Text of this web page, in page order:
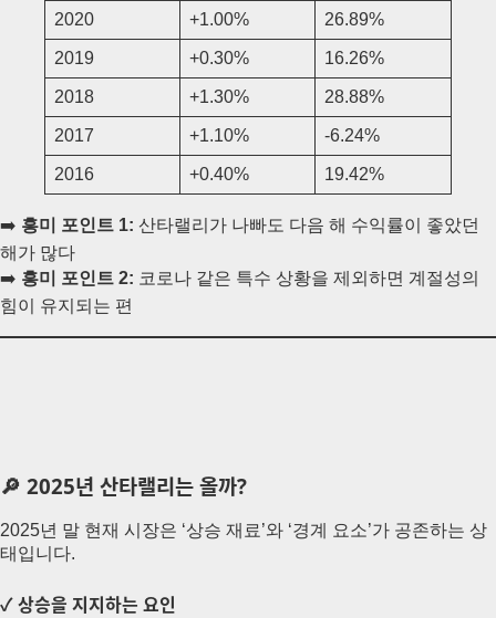
2020 +1.00% 26.89%
2019 +0.30% 16.26%
2018 +1.30% 28.88%
2017 +1.10% -6.24%
2016 +0.40% 19.42%
➡️ 흥미 포인트 1: 산타랠리가 나빠도 다음 해 수익률이 좋았던
해가 많다
➡️ 흥미 포인트 2: 코로나 같은 특수 상황을 제외하면 계절성의
힘이 유지되는 편
🔎 2025년 산타랠리는 올까?
2025년 말 현재 시장은 ‘상승 재료’와 ‘경계 요소’가 공존하는 상
태입니다.
✓ 상승을 지지하는 요인